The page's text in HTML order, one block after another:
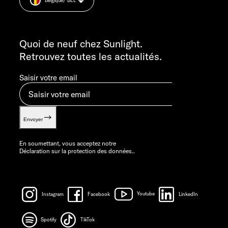
LE VENDREDI : 7H30 - 12H00
info@sunlight.de
Informations sur le poids.
Quoi de neuf chez Sunlight.
Retrouvez toutes les actualités.
Saisir votre email
Envoyer
En soumettant, vous acceptez notre
Déclaration sur la protection des données..
Instagram Facebook Youtube LinkedIn
Spotify TikTok